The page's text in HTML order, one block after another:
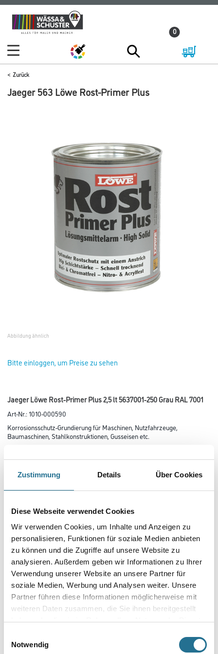
Zustimmung Details Über Cookies
Diese Webseite verwendet Cookies
Wir verwenden Cookies, um Inhalte und Anzeigen zu
personalisieren, Funktionen für soziale Medien anbieten
zu können und die Zugriffe auf unsere Website zu
analysieren. Außerdem geben wir Informationen zu Ihrer
Verwendung unserer Website an unsere Partner für
soziale Medien, Werbung und Analysen weiter. Unsere
Partner führen diese Informationen möglicherweise mit
weiteren Daten zusammen, die Sie ihnen bereitgestellt
haben oder die sie im Rahmen Ihrer Nutzung der Dienste
Notwendig
Zum
Inhalt
Zum
Navigationsmenü
0
Zurück
Jaeger 563 Löwe Rost-Primer Plus
Abbildung ähnlich
Bitte einloggen, um Preise zu sehen
Jaeger Löwe Rost-Primer Plus 2,5 lt 5637001-250 Grau RAL 7001
Art-Nr.:1010-000590
Korrosionsschutz-Grundierung für Maschinen, Nutzfahrzeuge,
Baumaschinen, Stahlkonstruktionen, Gusseisen etc.
Umrechnungsfaktoren